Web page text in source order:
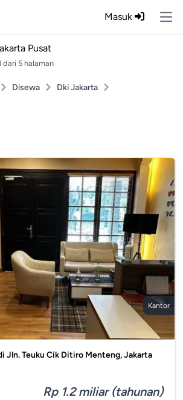
Masuk
Pusat
dari 5 halaman
Disewa
Dki Jakarta
Kantor
Jln. Teuku Cik Ditiro Menteng, Jakarta
Rp 1.2 miliar (tahunan)